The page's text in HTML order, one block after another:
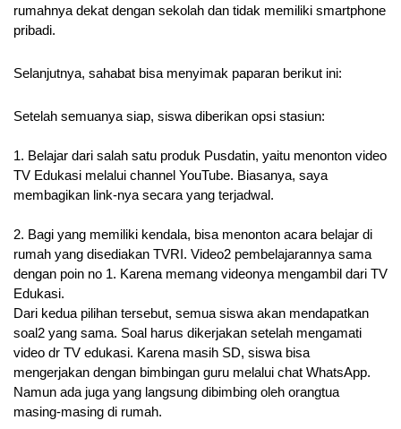
rumahnya dekat dengan sekolah dan tidak memiliki smartphone
pribadi.
Selanjutnya, sahabat bisa menyimak paparan berikut ini:
Setelah semuanya siap, siswa diberikan opsi stasiun:
1. Belajar dari salah satu produk Pusdatin, yaitu menonton video
TV Edukasi melalui channel YouTube. Biasanya, saya
membagikan link-nya secara yang terjadwal.
2. Bagi yang memiliki kendala, bisa menonton acara belajar di
rumah yang disediakan TVRI. Video2 pembelajarannya sama
dengan poin no 1. Karena memang videonya mengambil dari TV
Edukasi.
Dari kedua pilihan tersebut, semua siswa akan mendapatkan
soal2 yang sama. Soal harus dikerjakan setelah mengamati
video dr TV edukasi. Karena masih SD, siswa bisa
mengerjakan dengan bimbingan guru melalui chat WhatsApp.
Namun ada juga yang langsung dibimbing oleh orangtua
masing-masing di rumah.